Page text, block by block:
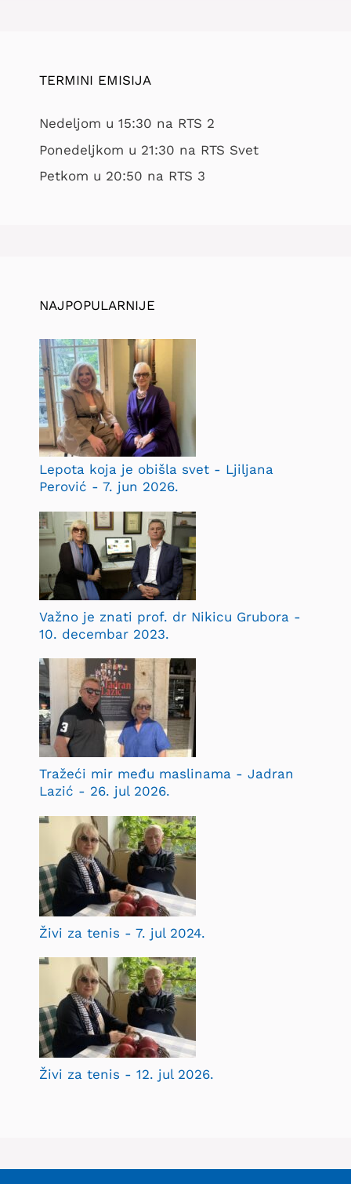
TERMINI EMISIJA
Nedeljom u 15:30 na RTS 2
Ponedeljkom u 21:30 na RTS Svet
Petkom u 20:50 na RTS 3
NAJPOPULARNIJE
Lepota koja je obišla svet - Ljiljana
Perović - 7. jun 2026.
Važno je znati prof. dr Nikicu Grubora -
10. decembar 2023.
Tražeći mir među maslinama - Jadran
Lazić - 26. jul 2026.
Živi za tenis - 7. jul 2024.
Živi za tenis - 12. jul 2026.